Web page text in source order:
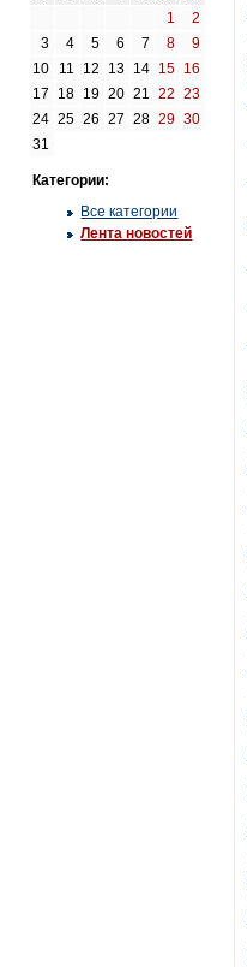
1
2
3
4 5 6 7 8
9
10
11 12 13 14 15 16
17
18 19 20 21 22
23
24 25 26 27 28 29 30
31
Категории:
Все категории
Лента новостей